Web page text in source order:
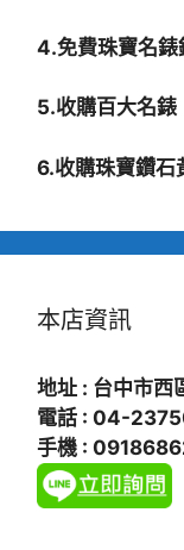
4.免費珠寶名錶
5.收購百大名錶
6.收購珠寶鑽石
本店資訊
地址 : 台中市
電話 : 04-
手機 :